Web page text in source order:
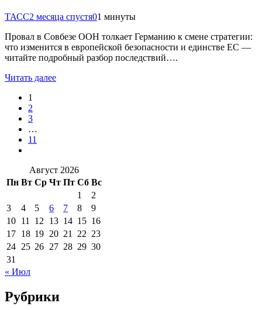
ТАСС2 месяца спустя01 минуты
Провал в Совбезе ООН толкает Германию к смене стратегии:
что изменится в европейской безопасности и единстве ЕС —
читайте подробный разбор последствий….
Читать далее
1
2
3
…
11
Август 2026
Пн Вт Ср Чт Пт Сб Вс
1
2
3
4 5 6 7 8
9
10 11 12 13 14 15 16
17 18 19 20 21 22 23
24 25 26 27 28 29 30
31
« Июл
Рубрики